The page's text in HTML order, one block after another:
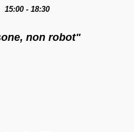
- 18:30
non robot"